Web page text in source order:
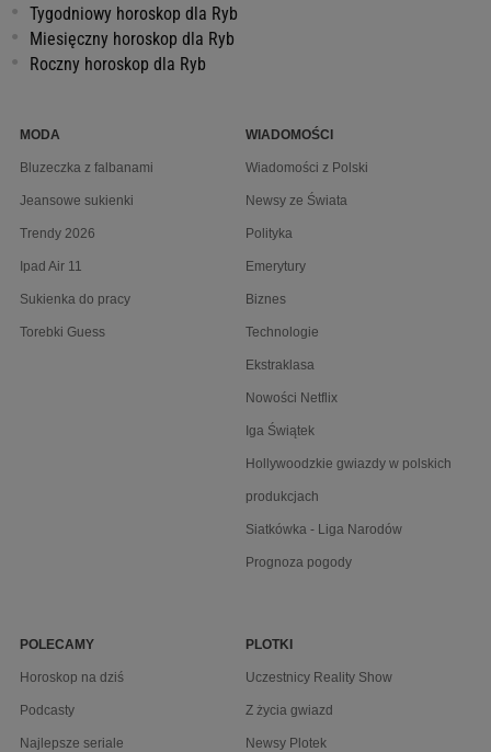
Tygodniowy horoskop dla Ryb
Miesięczny horoskop dla Ryb
Roczny horoskop dla Ryb
MODA
Bluzeczka z falbanami
Jeansowe sukienki
Trendy 2026
Ipad Air 11
Sukienka do pracy
Torebki Guess
WIADOMOŚCI
Wiadomości z Polski
Newsy ze Świata
Polityka
Emerytury
Biznes
Technologie
Ekstraklasa
Nowości Netflix
Iga Świątek
Hollywoodzkie gwiazdy w polskich
produkcjach
Siatkówka - Liga Narodów
Prognoza pogody
POLECAMY
Horoskop na dziś
Podcasty
Najlepsze seriale
PLOTKI
Uczestnicy Reality Show
Z życia gwiazd
Newsy Plotek